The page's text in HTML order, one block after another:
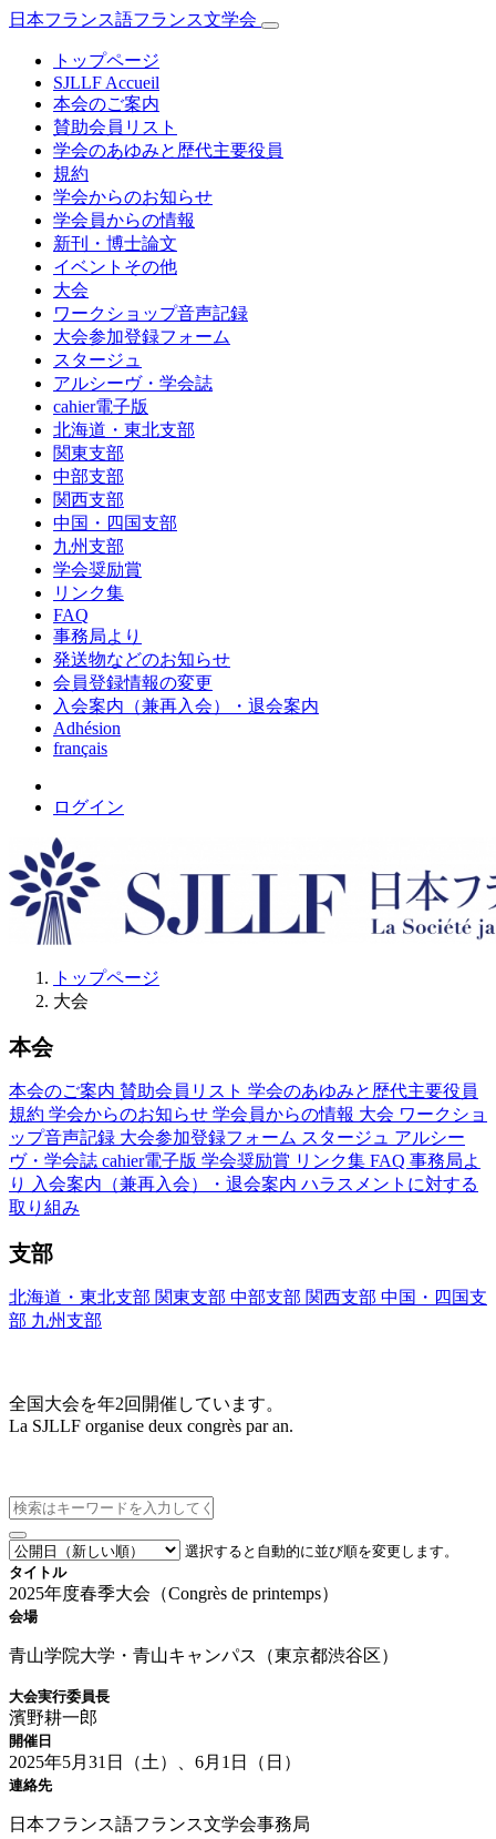
日本フランス語フランス文学会
トップページ
SJLLF Accueil
本会のご案内
賛助会員リスト
学会のあゆみと歴代主要役員
規約
学会からのお知らせ
学会員からの情報
新刊・博士論文
イベントその他
大会
ワークショップ音声記録
大会参加登録フォーム
スタージュ
アルシーヴ・学会誌
cahier電子版
北海道・東北支部
関東支部
中部支部
関西支部
中国・四国支部
九州支部
学会奨励賞
リンク集
FAQ
事務局より
発送物などのお知らせ
会員登録情報の変更
入会案内（兼再入会）・退会案内
Adhésion
français
ログイン
トップページ
大会
本会
本会のご案内 賛助会員リスト 学会のあゆみと歴代主要役員
規約 学会からのお知らせ 学会員からの情報 大会 ワークショ
ップ音声記録 大会参加登録フォーム スタージュ アルシー
ヴ・学会誌 cahier電子版 学会奨励賞 リンク集 FAQ 事務局よ
り
入会案内（兼再入会）・退会案内 ハラスメントに対する
取り組み
支部
北海道・東北支部 関東支部 中部支部 関西支部 中国・四国支
部 九州支部
全国大会を年2回開催しています。
La SJLLF organise deux congrès par an.
選択すると自動的に並び順を変更します。
タイトル
2025年度春季大会（Congrès de printemps）
会場
青山学院大学・青山キャンパス（東京都渋谷区）
大会実行委員長
濱野耕一郎
開催日
2025年5月31日（土）、6月1日（日）
連絡先
日本フランス語フランス文学会事務局